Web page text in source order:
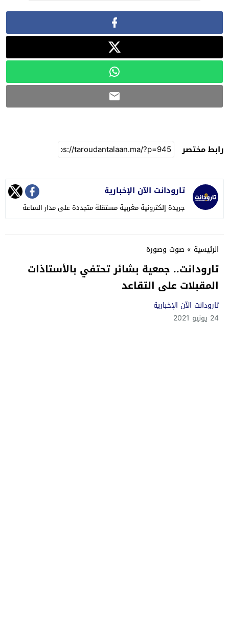
رابط مختصر
تارودانت الآن الإخبارية
جريدة إلكترونية مغربية مستقلة متجددة على مدار الساعة
الرئيسية » صوت وصورة
تارودانت.. جمعية بشائر تحتفي بالأستاذات
المقبلات على التقاعد
تارودانت الآن الإخبارية
24 يونيو 2021